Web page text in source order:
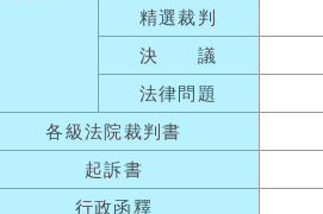
精選裁判
決 議
法律問題
各級法院裁判書
起訴書
行政函釋